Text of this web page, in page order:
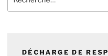
pour
DÉCHARGE DE